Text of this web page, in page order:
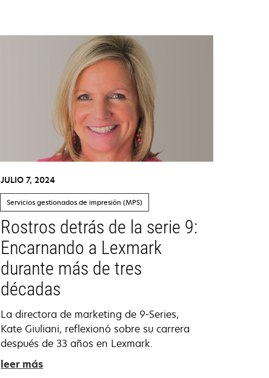
JULIO 7, 2024
Rostros detrás de la serie 9:
Encarnando a Lexmark
durante más de tres
décadas
La directora de marketing de 9-Series,
Kate Giuliani, reflexionó sobre su carrera
después de 33 años en Lexmark.
leer más
Servicios gestionados de impresión (MPS)